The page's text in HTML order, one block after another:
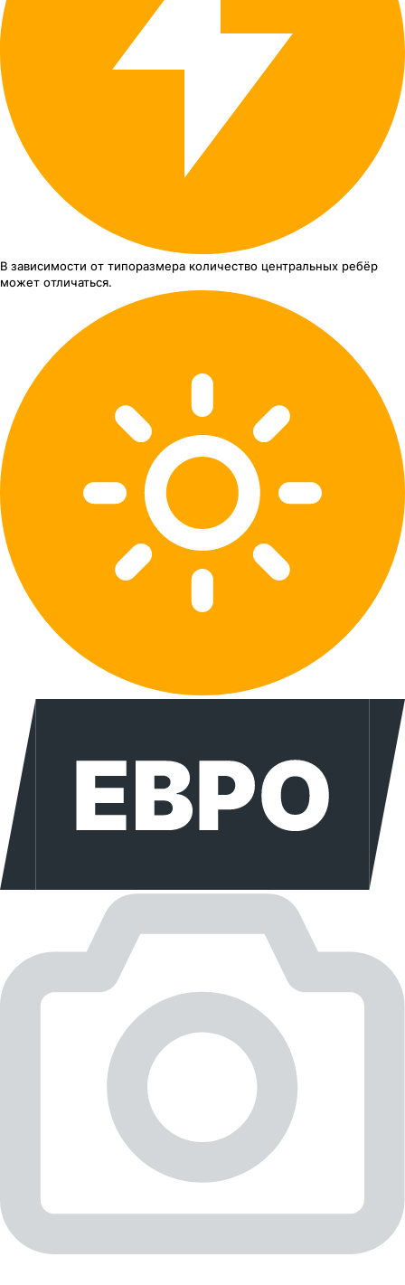
В зависимости от типоразмера количество центральных ребёр
может отличаться.